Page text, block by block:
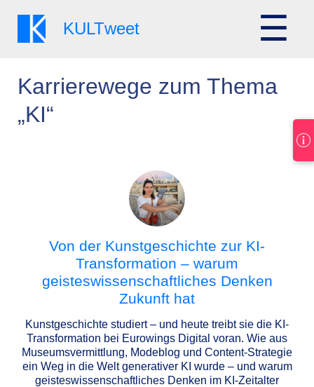
KULTweet ☰
Karrierewege zum Thema
„KI“
Von der Kunstgeschichte zur KI-
Transformation – warum
geisteswissenschaftliches Denken
Zukunft hat
Kunstgeschichte studiert – und heute treibt sie die KI-
Transformation bei Eurowings Digital voran. Wie aus
Museumsvermittlung, Modeblog und Content-Strategie
ein Weg in die Welt generativer KI wurde – und warum
geisteswissenschaftliches Denken im KI-Zeitalter